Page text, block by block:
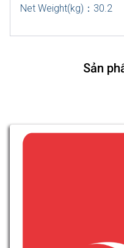
Net Weight(kg) ： 30.2
Sản